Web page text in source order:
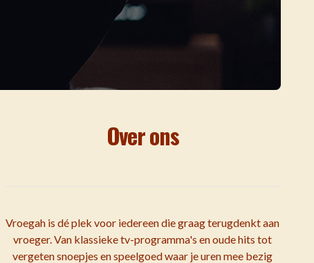
Over ons
Vroegah is dé plek voor iedereen die graag terugdenkt aan
vroeger. Van klassieke tv-programma's en oude hits tot
vergeten snoepjes en speelgoed waar je uren mee bezig